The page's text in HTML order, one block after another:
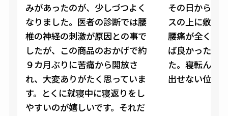
みがあったのが、少しづつよく
なりました。医者の診断では腰
椎の神経の刺激が原因との事で
したが、この商品のおかげで約
９カ月ぶりに苦痛から開放さ
れ、大変ありがたく思っていま
す。とくに就寝中に寝返りをし
やすいのが嬉しいです。それだ
その日からす
スの上に敷い
腰痛が全くな
ば良かったと
た。寝転んだ
出せない位で